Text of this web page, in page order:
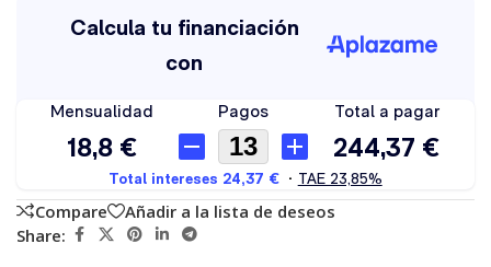
Compare
Añadir a la lista de deseos
Share: